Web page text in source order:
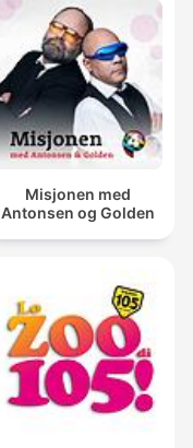
Misjonen med
Antonsen og Golden